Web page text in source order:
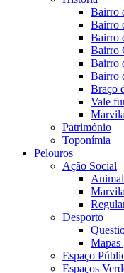
Bairro
Bairro
Bairro
Bairro
Bairro
Bairro
Braço
Vale
Património
Toponímia
Pelouros
Ação Social
Desporto
Mapas
Espaço
Espaços